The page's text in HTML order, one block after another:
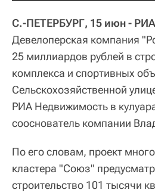
С.-ПЕТЕРБУРГ, 15 июн -
Девелоперская компания
25 миллиардов рублей в
комплекса и спортивных
Сельскохозяйственной
РИА Недвижимость в
сооснователь компании
По его словам, проект
кластера "Союз"
строительство 101 тысячи